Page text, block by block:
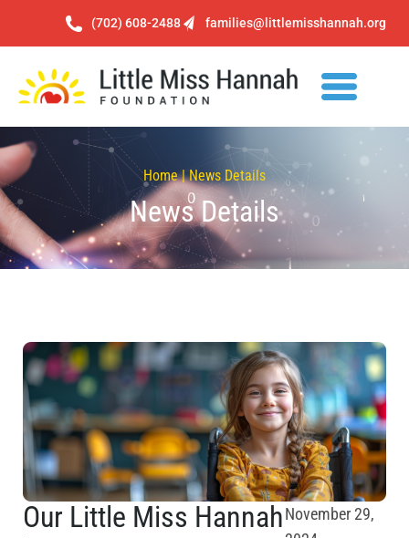
(702) 608-2488 families@littlemisshannah.org
Home | News Details
News Details
Our Little Miss HannahNovember 29,